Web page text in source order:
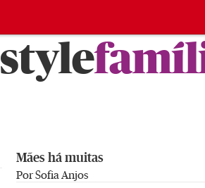
style
Mães há muitas
Por Sofia Anjos